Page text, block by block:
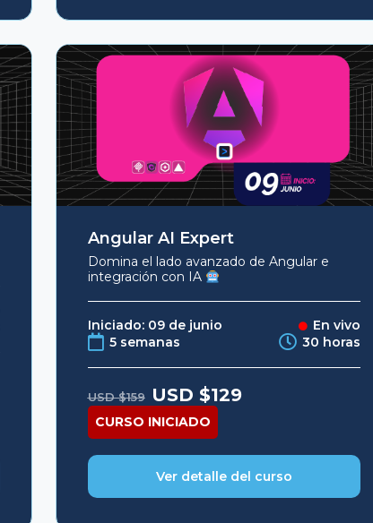
Angular AI Expert
Domina el lado avanzado de Angular e
integración con IA
Iniciado: 09 de junio
En vivo
5 semanas
30 horas
USD $159 Original
price
was:
USD
$159.
USD $129
CURSO INICIADO
Ver detalle del curso